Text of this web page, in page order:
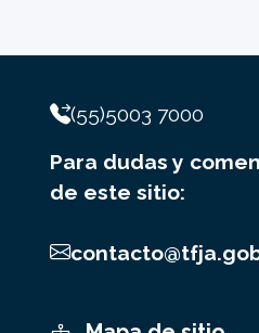
(55)5003 7000
Para dudas y
de este sitio: